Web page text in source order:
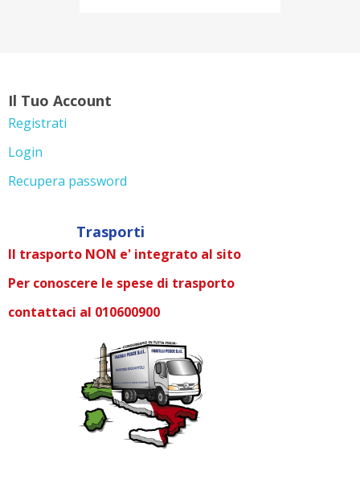
Il Tuo Account
Registrati
Login
Recupera password
Trasporti
Il trasporto NON e' integrato al sito
Per conoscere le spese di trasporto
contattaci al 010600900